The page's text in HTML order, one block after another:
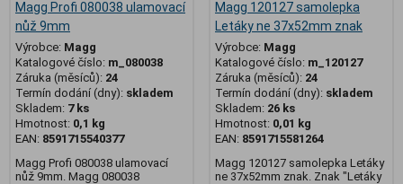
Magg Profi 080038 ulamovací
nůž 9mm
Výrobce: Magg
Katalogové číslo: m_080038
Záruka (měsíců): 24
Termín dodání (dny): skladem
Skladem: 7 ks
Hmotnost: 0,1 kg
EAN: 8591715540377
Magg Profi 080038 ulamovací
nůž 9mm. Magg 080038
Magg 120127 samolepka
Letáky ne 37x52mm znak
Výrobce: Magg
Katalogové číslo: m_120127
Záruka (měsíců): 24
Termín dodání (dny): skladem
Skladem: 26 ks
Hmotnost: 0,01 kg
EAN: 8591715581264
Magg 120127 samolepka Letáky
ne 37x52mm znak. Znak "Letáky